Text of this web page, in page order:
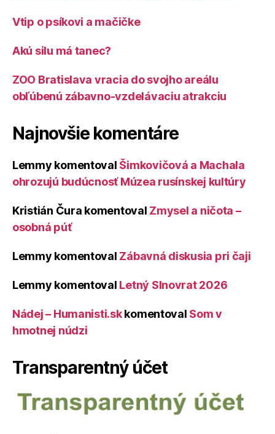
Vtip o psíkovi a mačičke
Akú silu má tanec?
ZOO Bratislava vracia do svojho areálu
obľúbenú zábavno-vzdelávaciu atrakciu
Najnovšie komentáre
Lemmy komentoval Šimkovičová a Machala
ohrozujú budúcnosť Múzea rusínskej kultúry
Kristián Čura komentoval Zmysel a ničota –
osobná púť
Lemmy komentoval Zábavná diskusia pri čaji
Lemmy komentoval Letný Slnovrat 2026
Nádej – Humanisti.skkomentoval Som v
hmotnej núdzi
Transparentný účet